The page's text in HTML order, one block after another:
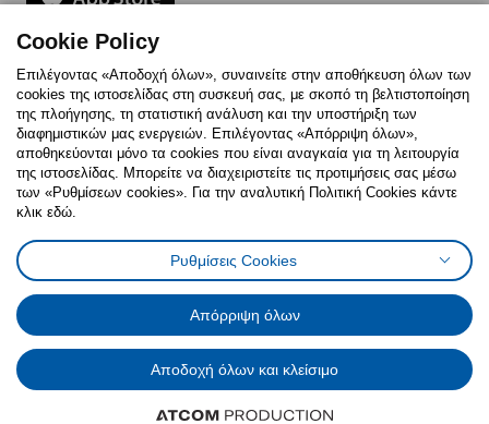
Follow us:
FacebookInstagram
TikTokYoutubePinterestTwitter
Πολιτική CookiesΔήλωση ψηφιακής προσβασιμότητας
Ρυθμίσεις cookiesΌροι Χρήσης
Γενική Πολιτική Προσωπικών Δεδομένων
Πολιτική Προσωπικών Δεδομένων για ΙΚΕΑ.gr
Κώδικας Καταναλωτικής Δεοντολογίας
© Inter-IKEA Systems B.V. 1999 - 2025
Cookie Policy
Επιλέγοντας «Αποδοχή όλων», συναινείτε στην αποθήκευση όλων των
cookies της ιστοσελίδας στη συσκευή σας, με σκοπό τη βελτιστοποίηση
της πλοήγησης, τη στατιστική ανάλυση και την υποστήριξη των
διαφημιστικών μας ενεργειών. Επιλέγοντας «Απόρριψη όλων»,
αποθηκεύονται μόνο τα cookies που είναι αναγκαία για τη λειτουργία
της ιστοσελίδας. Μπορείτε να διαχειριστείτε τις προτιμήσεις σας μέσω
των «Ρυθμίσεων cookies». Για την αναλυτική Πολιτική Cookies κάντε
κλικ εδώ.
Ρυθμίσεις Cookies
Απόρριψη όλων
Αποδοχή όλων και κλείσιμο